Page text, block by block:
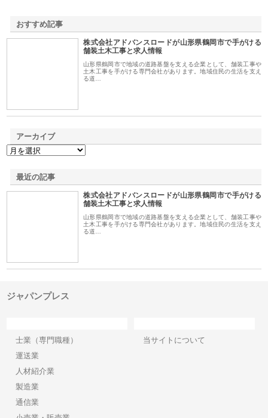
おすすめ記事
株式会社アドバンスロードが山形県鶴岡市で手がける
舗装土木工事と求人情報
山形県鶴岡市で地域の道路基盤を支える企業として、舗装工事や
土木工事を手がける専門会社があります。地域住民の生活を支え
る道…
アーカイブ
最近の記事
株式会社アドバンスロードが山形県鶴岡市で手がける
舗装土木工事と求人情報
山形県鶴岡市で地域の道路基盤を支える企業として、舗装工事や
土木工事を手がける専門会社があります。地域住民の生活を支え
る道…
ジャパンプレス
士業（専門職種）
運送業
人材紹介業
製造業
通信業
当サイトについて